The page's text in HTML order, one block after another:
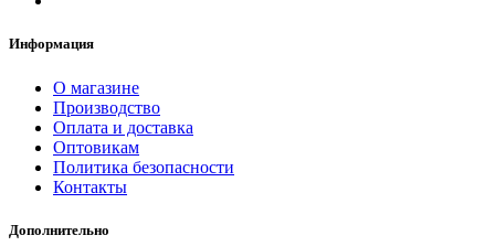
Информация
О магазине
Производство
Оплата и доставка
Оптовикам
Политика безопасности
Контакты
Дополнительно